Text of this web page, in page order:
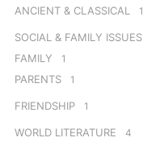
ANCIENT & CLASSICAL 1
SOCIAL & FAMILY ISSUES
FAMILY 1
PARENTS 1
FRIENDSHIP 1
WORLD LITERATURE 4